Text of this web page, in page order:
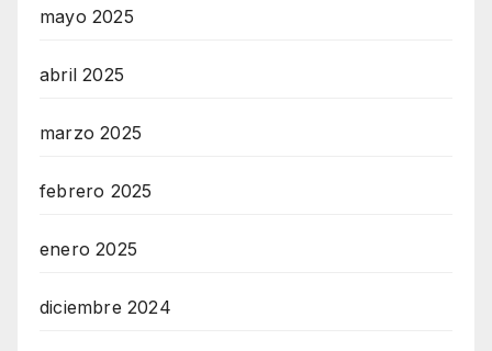
mayo 2025
abril 2025
marzo 2025
febrero 2025
enero 2025
diciembre 2024